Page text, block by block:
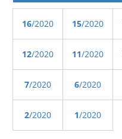
16/2020 15/2020
12/2020 11/2020
7/2020 6/2020
2/2020 1/2020